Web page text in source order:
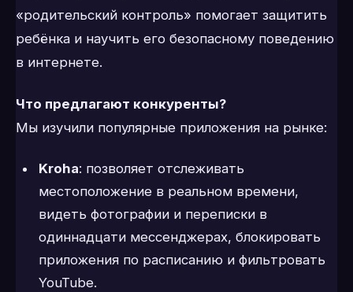
«родительский контроль» помогает защитить
ребёнка и научить его безопасному поведению
в интернете.
Что предлагают конкуренты?
Мы изучили популярные приложения на рынке:
Kroha: позволяет отслеживать
местоположение в реальном времени,
видеть фотографии и переписки в
одиннадцати мессенджерах, блокировать
приложения по расписанию и фильтровать
YouTube.